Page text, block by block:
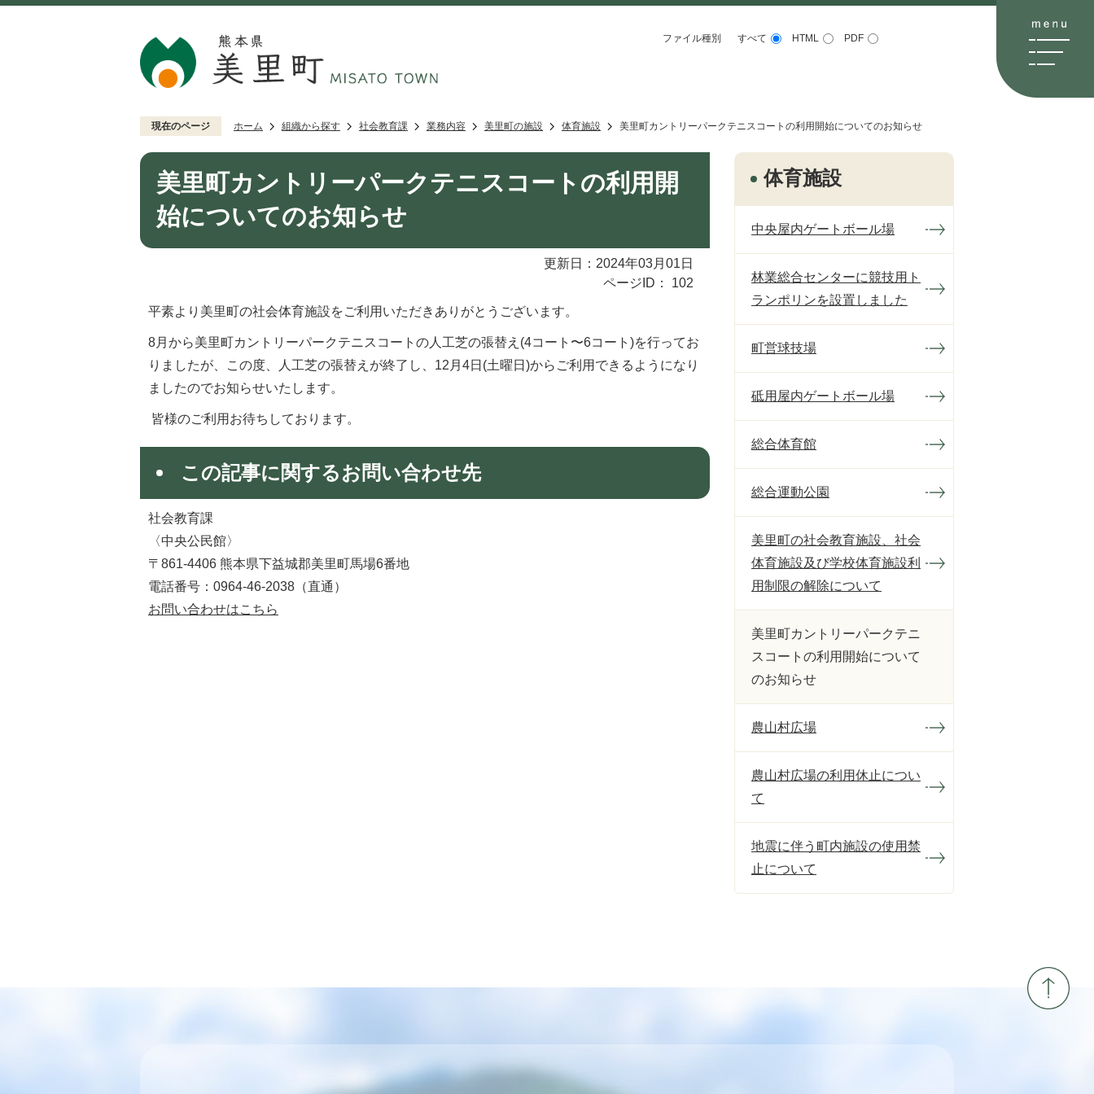
ファイル種別 すべて HTML PDF
現在のページ ホーム 組織から探す 社会教育課 業務内容 美里町の施設 体育施設 美里町カントリーパークテニスコートの利用開始についてのお知らせ
美里町カントリーパークテニスコートの利用開
始についてのお知らせ
更新日：2024年03月01日
ページID：
102
平素より美里町の社会体育施設をご利用いただきありがとうございます。
8月から美里町カントリーパークテニスコートの人工芝の張替え(4コート〜6コート)を行ってお
りましたが、この度、人工芝の張替えが終了し、12月4日(土曜日)からご利用できるようになり
ましたのでお知らせいたします。
皆様のご利用お待ちしております。
この記事に関するお問い合わせ先
社会教育課
〈中央公民館〉
〒861-4406 熊本県下益城郡美里町馬場6番地
電話番号：0964-46-2038（直通）​​​​​​​
お問い合わせはこちら
体育施設
中央屋内ゲートボール場
林業総合センターに競技用ト
ランポリンを設置しました
町営球技場
砥用屋内ゲートボール場
総合体育館
総合運動公園
美里町の社会教育施設、社会
体育施設及び学校体育施設利
用制限の解除について
美里町カントリーパークテニ
スコートの利用開始について
のお知らせ
農山村広場
農山村広場の利用休止につい
て
地震に伴う町内施設の使用禁
止について